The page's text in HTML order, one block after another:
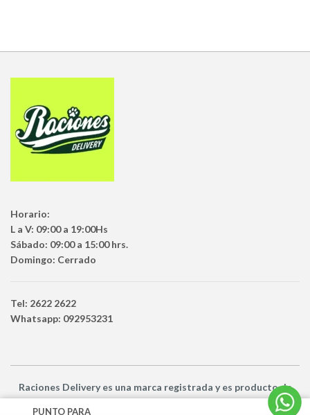
Horario:
L a V: 09:00 a 19:00Hs
Sábado: 09:00 a 15:00 hrs.
Domingo: Cerrado
Tel: 2622 2622
Whatsapp: 092953231
Raciones Deliveryes una marca registrada y es productode
Netbuy Uruguay SRL -© Todos los derechos reservados
PUNTO PARA